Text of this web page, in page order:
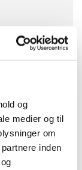
og
medier og til
om
inden
i ”Fars
få gode
i
for